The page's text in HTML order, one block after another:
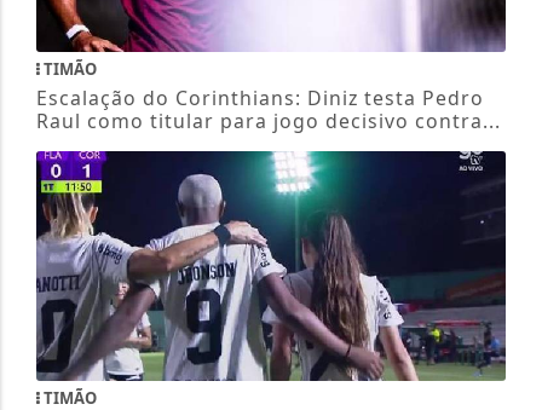
TIMÃO
Escalação do Corinthians: Diniz testa Pedro
Raul como titular para jogo decisivo contra...
TIMÃO